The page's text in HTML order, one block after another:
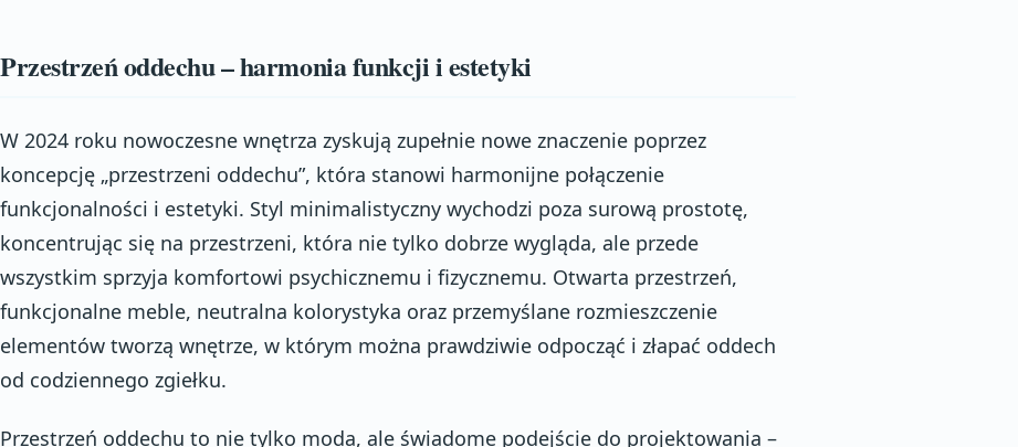
Przestrzeń oddechu – harmonia funkcji i estetyki
W 2024 roku nowoczesne wnętrza zyskują zupełnie nowe znaczenie poprzez
koncepcję „przestrzeni oddechu”, która stanowi harmonijne połączenie
funkcjonalności i estetyki. Styl minimalistyczny wychodzi poza surową prostotę,
koncentrując się na przestrzeni, która nie tylko dobrze wygląda, ale przede
wszystkim sprzyja komfortowi psychicznemu i fizycznemu. Otwarta przestrzeń,
funkcjonalne meble, neutralna kolorystyka oraz przemyślane rozmieszczenie
elementów tworzą wnętrze, w którym można prawdziwie odpocząć i złapać oddech
od codziennego zgiełku.
Przestrzeń oddechu to nie tylko moda, ale świadome podejście do projektowania –